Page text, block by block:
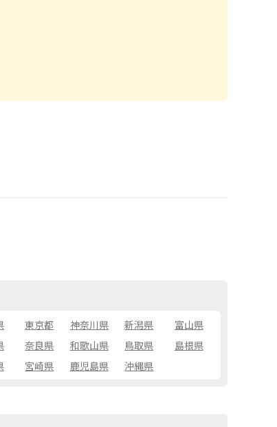
東京都 神奈川県 新潟県
富山県
奈良県 和歌山県 鳥取県
島根県
宮崎県 鹿児島県 沖縄県